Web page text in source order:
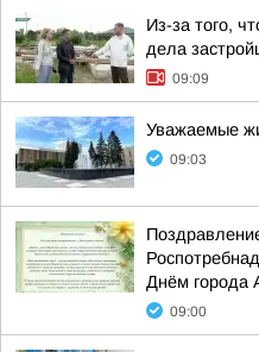
Из-за того,
дела
09:09
Уважаемые
09:03
Днём города
09:00